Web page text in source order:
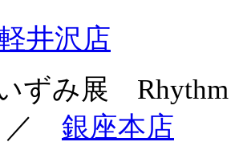
井沢店
いずみ展
銀座本店